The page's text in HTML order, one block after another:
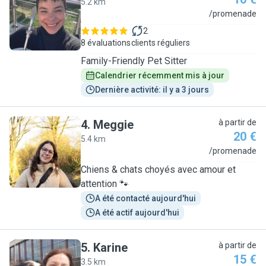
T /promenade
8 évaluations
2
clients réguliers
Family-Friendly Pet Sitter
Calendrier récemment mis à jour
Dernière activité: il y a 3 jours
M
4. Meggie
5.4 km
à partir de
20 €
/promenade
Chiens & chats choyés avec amour et
attention 🐾
A été contacté aujourd'hui
A été actif aujourd'hui
5. Karine
3.5 km
à partir de
15 €